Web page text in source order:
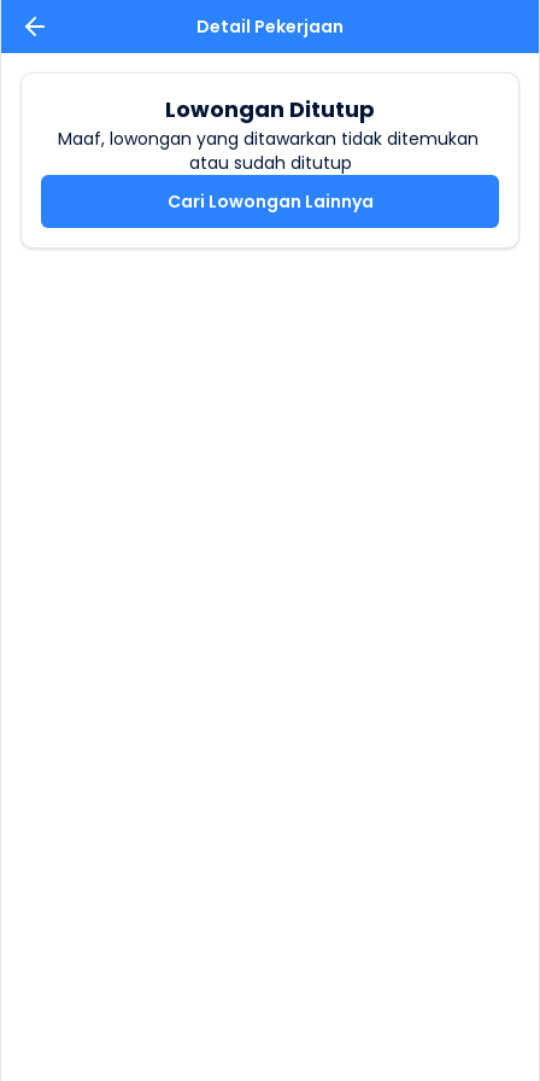
Detail Pekerjaan
Lowongan Ditutup
Maaf, lowongan yang ditawarkan tidak ditemukan
atau sudah ditutup
Cari Lowongan Lainnya